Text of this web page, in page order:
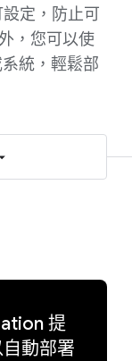
定，防止可
，您可以使
統，輕鬆部
提
動部署